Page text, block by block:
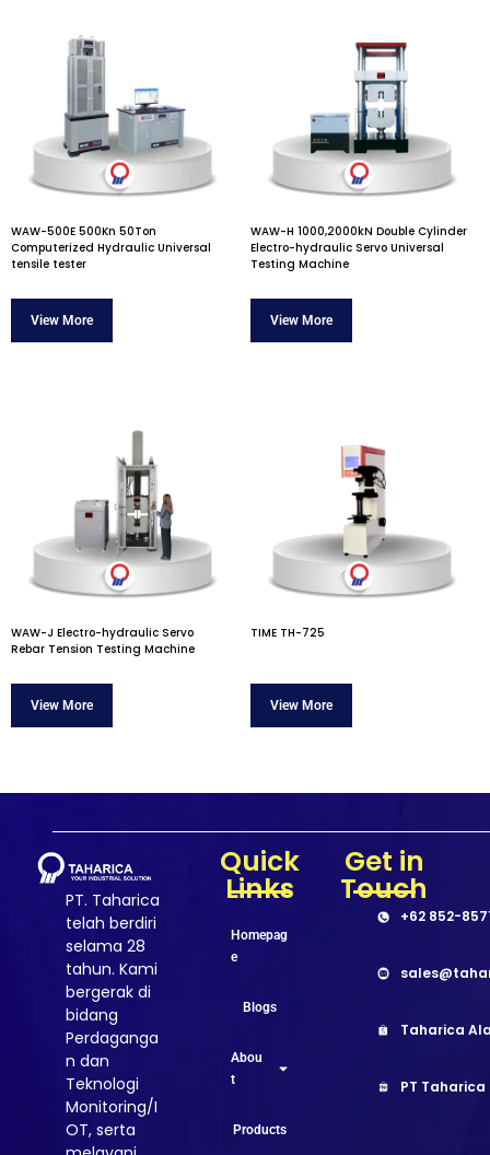
WAW-500E 500Kn 50Ton
Computerized Hydraulic Universal
tensile tester
WAW-H 1000,2000kN Double Cylinder
Electro-hydraulic Servo Universal
Testing Machine
WAW-J Electro-hydraulic Servo
Rebar Tension Testing Machine
TIME TH-725
PT. Taharica
telah berdiri
selama 28
tahun. Kami
bergerak di
bidang
Perdaganga
n dan
Teknologi
Monitoring/I
OT, serta
Quick
Links
Homepag
e
Blogs
Abou
t
Products
Get in
Touch
+62 852-
Taharica
PT Taharica